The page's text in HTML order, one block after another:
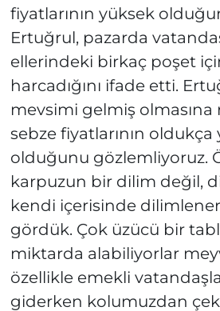
fiyatlarının yüksek
Ertuğrul, pazarda
ellerindeki birkaç poşet
harcadığını ifade etti.
mevsimi gelmiş olmasına
sebze fiyatlarının oldukça
olduğunu gözlemliyoruz.
karpuzun bir dilim değil,
kendi içerisinde
gördük. Çok üzücü bir
miktarda alabiliyorlar
özellikle emekli
giderken kolumuzdan